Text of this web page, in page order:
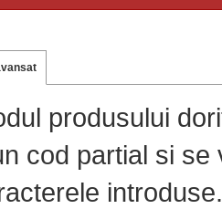
produsului
cod partial si
introduse.